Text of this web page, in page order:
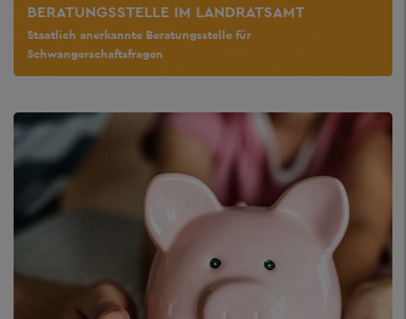
BERATUNGSSTELLE IM LANDRATSAMT
Staatlich anerkannte Beratungsstelle für
Schwangerschaftsfragen